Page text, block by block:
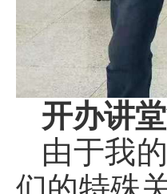
开办讲
由于我